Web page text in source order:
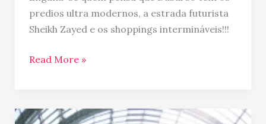
predios ultra modernos, a estrada futurista
Sheikh Zayed e os shoppings intermináveis!!!
Read More »
Shopping